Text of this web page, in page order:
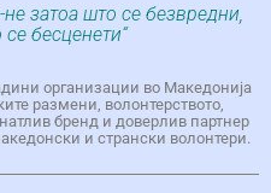
затоа што се безвредни,
се бесценети“
организации во Македонија
размени, волонтерството,
бренд и доверлив партнер
и странски волонтери.